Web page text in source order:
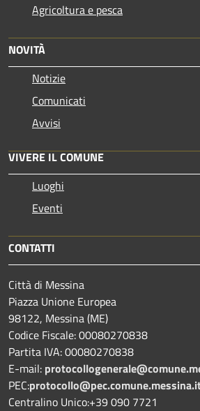
Agricoltura e pesca
NOVITÀ
Notizie
Comunicati
Avvisi
VIVERE IL COMUNE
Luoghi
Eventi
CONTATTI
Città di Messina
Piazza Unione Europea
98122, Messina (ME)
Codice Fiscale: 00080270838
Partita IVA: 00080270838
E-mail: protocollogenerale@comune.
PEC:
Centralino Unico:+39 090 7721